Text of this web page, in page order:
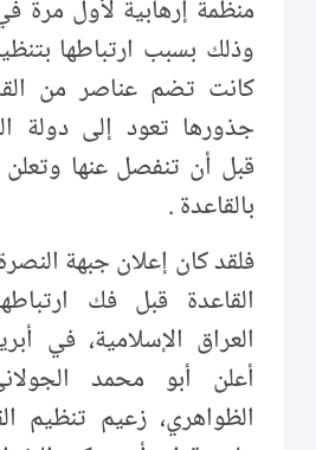
وذلك بسبب ارتباطها
كانت تضم عناصر من
جذورها تعود إلى دولة
قبل أن تنفصل عنها وتعلن
بالقاعدة .
فلقد كان إعلان جبهة
القاعدة قبل فك
أعلن أبو محمد
الظواهري، زعيم تنظيم